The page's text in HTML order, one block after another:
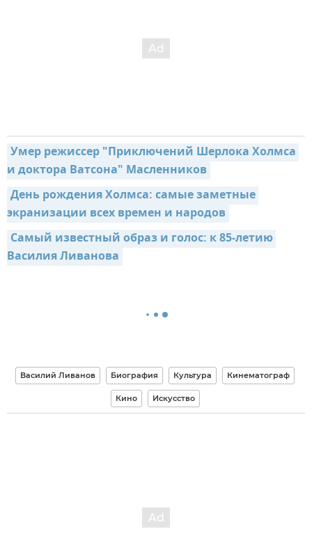
Умер режиссер "Приключений Шерлока Холмса
и доктора Ватсона" Масленников
День рождения Холмса: самые заметные
экранизации всех времен и народов
Самый известный образ и голос: к 85-летию
Василия Ливанова
Василий Ливанов Биография Культура Кинематограф
Кино Искусство